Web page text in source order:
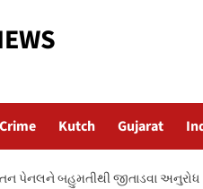
Crime Kutch Gujarat
પેનલને બહુમતીથી જીતાડવા અનુરોધ